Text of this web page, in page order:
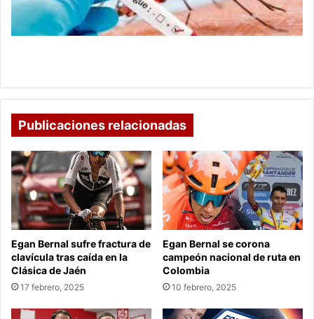
por
brote
de
Publicaciones relacionadas
Egan Bernal sufre fractura de
clavícula tras caída en la
Clásica de Jaén
17 febrero, 2025
Egan Bernal se corona
campeón nacional de ruta en
Colombia
10 febrero, 2025